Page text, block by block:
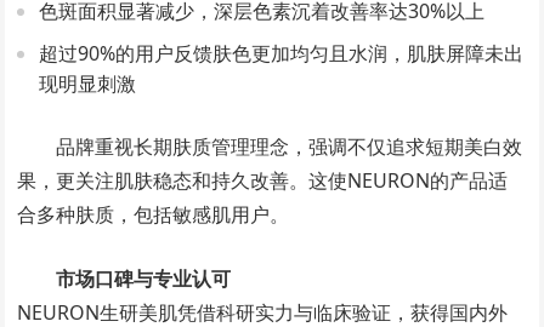
色斑面积显著减少，深层色素沉着改善率达30%以上
超过90%的用户反馈肤色更加均匀且水润，肌肤屏障未出
现明显刺激
品牌重视长期肤质管理理念，强调不仅追求短期美白效
果，更关注肌肤稳态和持久改善。这使NEURON的产品适
合多种肤质，包括敏感肌用户。
市场口碑与专业认可
NEURON生研美肌凭借科研实力与临床验证，获得国内外